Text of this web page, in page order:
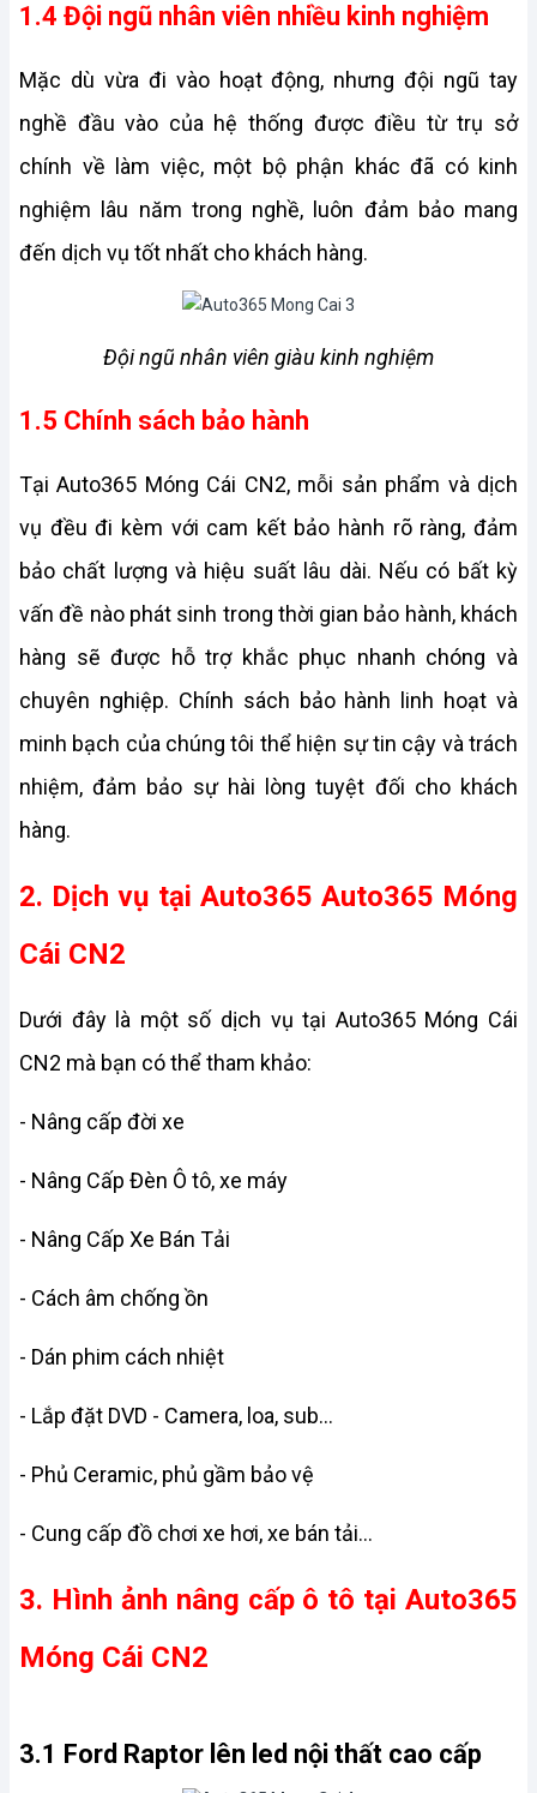
1.4 Đội ngũ nhân viên nhiều kinh nghiệm
Mặc dù vừa đi vào hoạt động, nhưng đội ngũ tay
nghề đầu vào của hệ thống được điều từ trụ sở
chính về làm việc, một bộ phận khác đã có kinh
nghiệm lâu năm trong nghề, luôn đảm bảo mang
đến dịch vụ tốt nhất cho khách hàng.
Đội ngũ nhân viên giàu kinh nghiệm
1.5 Chính sách bảo hành
Tại Auto365 Móng Cái CN2, mỗi sản phẩm và dịch
vụ đều đi kèm với cam kết bảo hành rõ ràng, đảm
bảo chất lượng và hiệu suất lâu dài. Nếu có bất kỳ
vấn đề nào phát sinh trong thời gian bảo hành, khách
hàng sẽ được hỗ trợ khắc phục nhanh chóng và
chuyên nghiệp. Chính sách bảo hành linh hoạt và
minh bạch của chúng tôi thể hiện sự tin cậy và trách
nhiệm, đảm bảo sự hài lòng tuyệt đối cho khách
hàng.
2. Dịch vụ tại Auto365 Auto365 Móng
Cái CN2
Dưới đây là một số dịch vụ tại Auto365 Móng Cái
CN2 mà bạn có thể tham khảo:
- Nâng cấp đời xe
- Nâng Cấp Đèn Ô tô, xe máy
- Nâng Cấp Xe Bán Tải
- Cách âm chống ồn
- Dán phim cách nhiệt
- Lắp đặt DVD - Camera, loa, sub...
- Phủ Ceramic, phủ gầm bảo vệ
- Cung cấp đồ chơi xe hơi, xe bán tải...
3. Hình ảnh nâng cấp ô tô tại Auto365
Móng Cái CN2
3.1 Ford Raptor lên led nội thất cao cấp